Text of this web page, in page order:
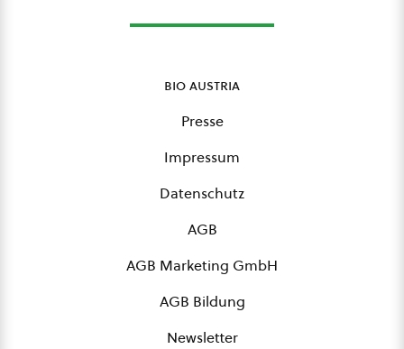
bio austria
Presse
Impressum
Datenschutz
AGB
AGB Marketing GmbH
AGB Bildung
Newsletter